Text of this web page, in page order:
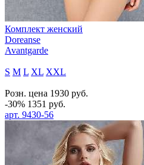
Комплект женский
Doreanse
Avantgarde
S M L XL XXL
Розн. цена 1930 руб.
-30% 1351 руб.
арт. 9430-56